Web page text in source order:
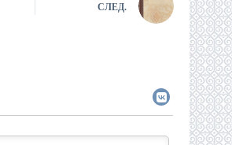
СЛЕД.